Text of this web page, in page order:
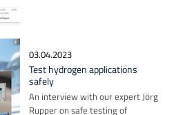
03.04.2023
Test hydrogen applications
safely
An interview with our expert Jörg
Rupper on safe testing of